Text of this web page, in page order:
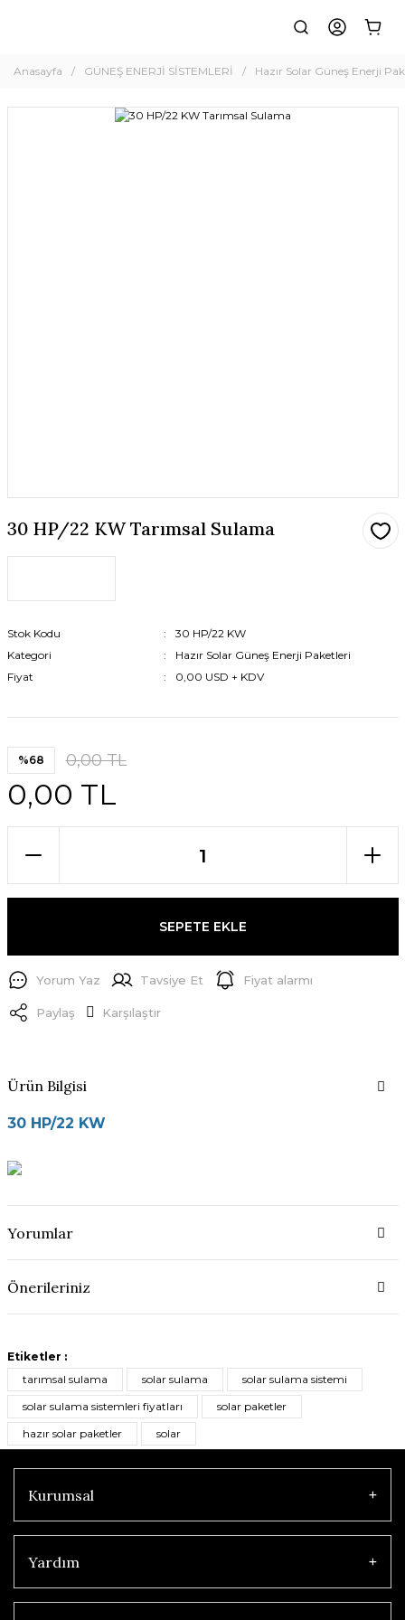
Anasayfa GÜNEŞ ENERJİ SİSTEMLERİ Hazır Solar Güneş Enerji
30 HP/22 KW Tarımsal Sulama
Stok Kodu
30 HP/22 KW
Kategori
Hazır Solar Güneş Enerji Paketleri
Fiyat
0,00 USD + KDV
%68 0,00 TL
0,00 TL
SEPETE EKLE
Yorum Yaz Tavsiye Et Fiyat alarmı
Paylaş Karşılaştır
Ürün Bilgisi
30 HP/22 KW
Yorumlar
Önerileriniz
Etiketler :
tarımsal sulama
solar sulama
solar sulama sistemi
solar sulama sistemleri fiyatları
solar paketler
hazır solar paketler
solar
Kurumsal
Yardım